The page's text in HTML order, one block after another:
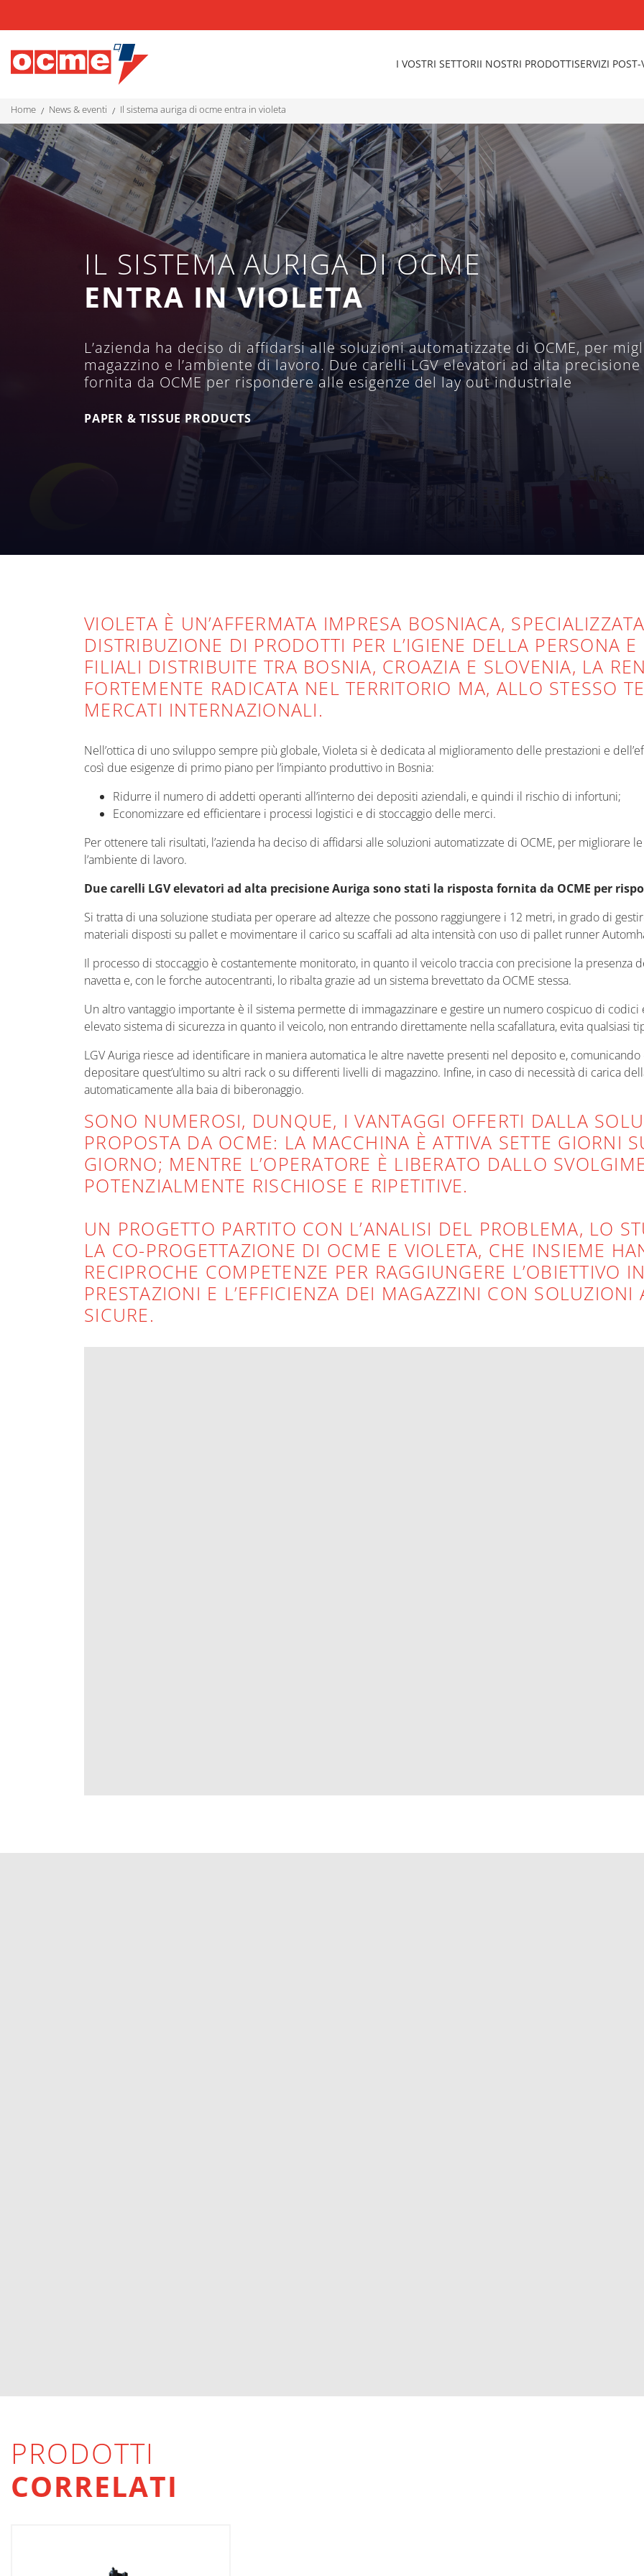
I VOSTRI SETTORII NOSTRI PRODOTTISERVIZI
home news & eventi il sistema auriga di ocme entra in violeta
IL SISTEMA AURIGA DI OCME
ENTRA IN VIOLETA
L’azienda ha deciso di affidarsi alle soluzioni automatizzate di OCME, per
magazzino e l’ambiente di lavoro. Due carelli LGV elevatori ad alta
fornita da OCME per rispondere alle esigenze del lay out industriale
PAPER & TISSUE PRODUCTS
VIOLETA È UN’AFFERMATA IMPRESA BOSNIACA,
DISTRIBUZIONE DI PRODOTTI PER L’IGIENE DELLA PERSONA
FILIALI DISTRIBUITE TRA BOSNIA, CROAZIA E SLOVENIA, LA
FORTEMENTE RADICATA NEL TERRITORIO MA, ALLO STESSO
MERCATI INTERNAZIONALI.
Nell’ottica di uno sviluppo sempre più globale, Violeta si è dedicata al miglioramento delle prestazioni e
così due esigenze di primo piano per l’impianto produttivo in Bosnia:
Ridurre il numero di addetti operanti all’interno dei depositi aziendali, e quindi il rischio di infortuni;
Economizzare ed efficientare i processi logistici e di stoccaggio delle merci.
Per ottenere tali risultati, l’azienda ha deciso di affidarsi alle soluzioni automatizzate di OCME, per migliorare
l’ambiente di lavoro.
Due carelli LGV elevatori ad alta precisione Auriga sono stati la risposta fornita da OCME per
Si tratta di una soluzione studiata per operare ad altezze che possono raggiungere i 12 metri, in grado di
materiali disposti su pallet e movimentare il carico su scaffali ad alta intensità con uso di pallet runner
Il processo di stoccaggio è costantemente monitorato, in quanto il veicolo traccia con precisione la presenza
navetta e, con le forche autocentranti, lo ribalta grazie ad un sistema brevettato da OCME stessa.
Un altro vantaggio importante è il sistema permette di immagazzinare e gestire un numero cospicuo di
elevato sistema di sicurezza in quanto il veicolo, non entrando direttamente nella scafallatura, evita qualsiasi
LGV Auriga riesce ad identificare in maniera automatica le altre navette presenti nel deposito e,
depositare quest’ultimo su altri rack o su differenti livelli di magazzino. Infine, in caso di necessità di carica
automaticamente alla baia di biberonaggio.
SONO NUMEROSI, DUNQUE, I VANTAGGI OFFERTI DALLA
PROPOSTA DA OCME: LA MACCHINA È ATTIVA SETTE GIORNI
GIORNO; MENTRE L’OPERATORE È LIBERATO DALLO
POTENZIALMENTE RISCHIOSE E RIPETITIVE.
UN PROGETTO PARTITO CON L’ANALISI DEL PROBLEMA, LO
LA CO-PROGETTAZIONE DI OCME E VIOLETA, CHE INSIEME
RECIPROCHE COMPETENZE PER RAGGIUNGERE L’OBIETTIVO
PRESTAZIONI E L’EFFICIENZA DEI MAGAZZINI CON
SICURE.
PRODOTTI
CORRELATI